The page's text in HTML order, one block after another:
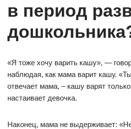
в период
«Я тоже хочу варить кашу», —
наблюдая, как мама варит кашу.
отвечает мама, – кашу варят
настаивает девочка.
Наконец, мама не выдерживает: